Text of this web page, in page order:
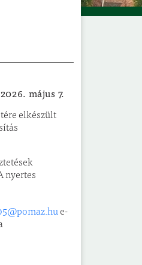
Önkormányzat
2026. május 7.
elkészült
nyertes
e-